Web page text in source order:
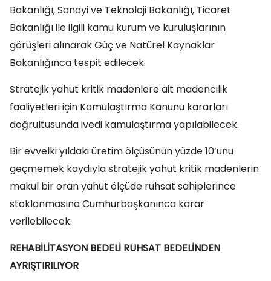
Bakanlığı, Sanayi ve Teknoloji Bakanlığı, Ticaret
Bakanlığı ile ilgili kamu kurum ve kuruluşlarının
görüşleri alınarak Güç ve Natürel Kaynaklar
Bakanlığınca tespit edilecek.
Stratejik yahut kritik madenlere ait madencilik
faaliyetleri için Kamulaştırma Kanunu kararları
doğrultusunda ivedi kamulaştırma yapılabilecek.
Bir evvelki yıldaki üretim ölçüsünün yüzde 10’unu
geçmemek kaydıyla stratejik yahut kritik madenlerin
makul bir oran yahut ölçüde ruhsat sahiplerince
stoklanmasına Cumhurbaşkanınca karar
verilebilecek.
REHABİLİTASYON BEDELİ RUHSAT BEDELİNDEN
AYRIŞTIRILIYOR